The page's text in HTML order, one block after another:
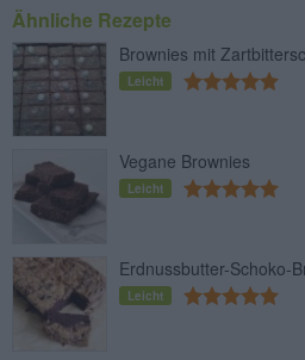
Ähnliche Rezepte
Brownies mit
Leicht
Vegane Brownies
Leicht
Erdnussbutter-Schoko-
Leicht